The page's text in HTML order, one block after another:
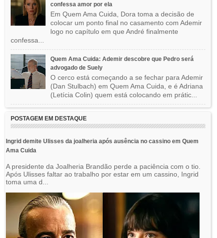
confessa amor por ela
Em Quem Ama Cuida, Dora toma a decisão de
colocar um ponto final no casamento com Ademir
logo no capítulo em que André finalmente
confessa...
Quem Ama Cuida: Ademir descobre que Pedro será
advogado de Suely
O cerco está começando a se fechar para Ademir
(Dan Stulbach) em Quem Ama Cuida, e é Adriana
(Letícia Colin) quem está colocando em prátic...
POSTAGEM EM DESTAQUE
Ingrid demite Ulisses da joalheria após ausência no cassino em Quem
Ama Cuida
A presidente da Joalheria Brandão perde a paciência com o tio.
Após Ulisses faltar ao trabalho por estar em um cassino, Ingrid
toma uma d...